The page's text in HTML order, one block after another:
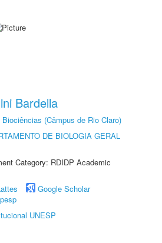
Bardella
(Câmpus de Rio Claro)
DE BIOLOGIA GERAL
Category: RDIDP Academic
Google Scholar
UNESP